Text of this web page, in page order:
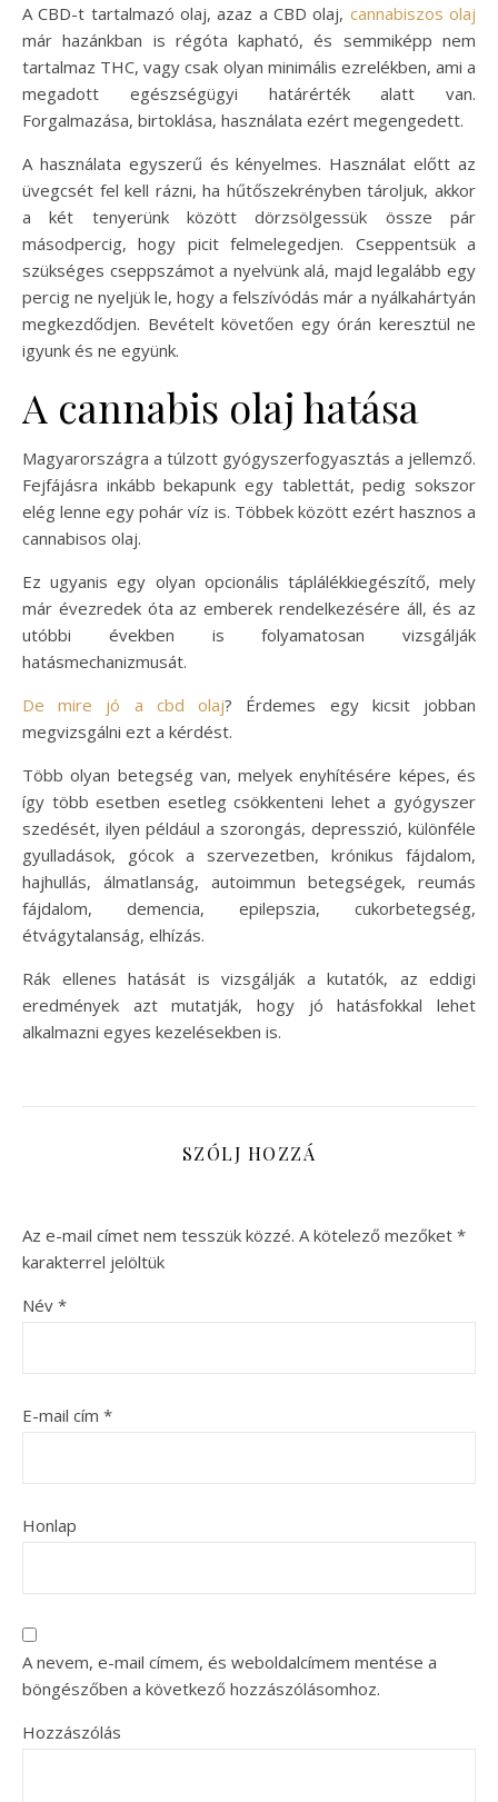
A CBD-t tartalmazó olaj, azaz a CBD olaj, cannabiszos olaj
már hazánkban is régóta kapható, és semmiképp nem
tartalmaz THC, vagy csak olyan minimális ezrelékben, ami a
megadott egészségügyi határérték alatt van.
Forgalmazása, birtoklása, használata ezért megengedett.
A használata egyszerű és kényelmes. Használat előtt az
üvegcsét fel kell rázni, ha hűtőszekrényben tároljuk, akkor
a két tenyerünk között dörzsölgessük össze pár
másodpercig, hogy picit felmelegedjen. Cseppentsük a
szükséges cseppszámot a nyelvünk alá, majd legalább egy
percig ne nyeljük le, hogy a felszívódás már a nyálkahártyán
megkezdődjen. Bevételt követően egy órán keresztül ne
igyunk és ne együnk.
A cannabis olaj hatása
Magyarországra a túlzott gyógyszerfogyasztás a jellemző.
Fejfájásra inkább bekapunk egy tablettát, pedig sokszor
elég lenne egy pohár víz is. Többek között ezért hasznos a
cannabisos olaj.
Ez ugyanis egy olyan opcionális táplálékkiegészítő, mely
már évezredek óta az emberek rendelkezésére áll, és az
utóbbi években is folyamatosan vizsgálják
hatásmechanizmusát.
De mire jó a cbd olaj? Érdemes egy kicsit jobban
megvizsgálni ezt a kérdést.
Több olyan betegség van, melyek enyhítésére képes, és
így több esetben esetleg csökkenteni lehet a gyógyszer
szedését, ilyen például a szorongás, depresszió, különféle
gyulladások, gócok a szervezetben, krónikus fájdalom,
hajhullás, álmatlanság, autoimmun betegségek, reumás
fájdalom, demencia, epilepszia, cukorbetegség,
étvágytalanság, elhízás.
Rák ellenes hatását is vizsgálják a kutatók, az eddigi
eredmények azt mutatják, hogy jó hatásfokkal lehet
alkalmazni egyes kezelésekben is.
SZÓLJ HOZZÁ
Az e-mail címet nem tesszük közzé. A kötelező mezőket *
karakterrel jelöltük
Név *
E-mail cím *
Honlap
A nevem, e-mail címem, és weboldalcímem mentése a
böngészőben a következő hozzászólásomhoz.
Hozzászólás